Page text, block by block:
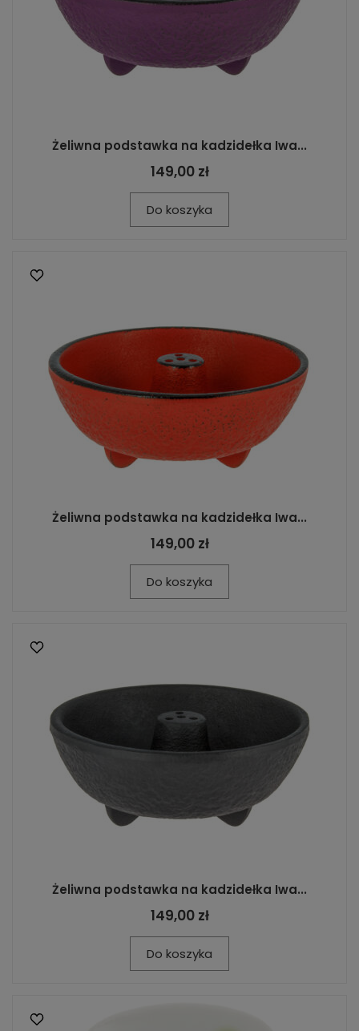
Żeliwna podstawka na kadzidełka Iwa...
149,00 zł
Do koszyka
Żeliwna podstawka na kadzidełka Iwa...
149,00 zł
Do koszyka
Żeliwna podstawka na kadzidełka Iwa...
149,00 zł
Do koszyka